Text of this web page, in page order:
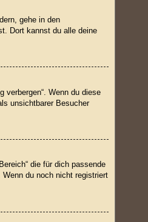
gehe in den
Dort kannst du alle deine
verbergen“. Wenn du diese
unsichtbarer Besucher
die für dich passende
du noch nicht registriert